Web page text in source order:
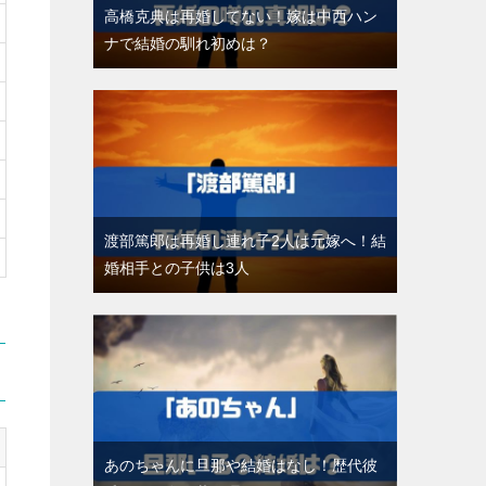
高橋克典は再婚してない！嫁は中西ハン
ナで結婚の馴れ初めは？
渡部篤郎は再婚し連れ子2人は元嫁へ！結
婚相手との子供は3人
あのちゃんに旦那や結婚はなし！歴代彼